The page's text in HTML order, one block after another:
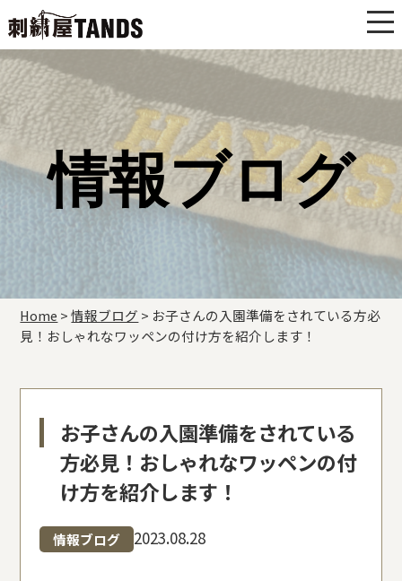
情報ブログ
Home >情報ブログ > お子さんの入園準備をされている方必
見！おしゃれなワッペンの付け方を紹介します！
お子さんの入園準備をされている
方必見！おしゃれなワッペンの付
け方を紹介します！
情報ブログ 2023.08.28